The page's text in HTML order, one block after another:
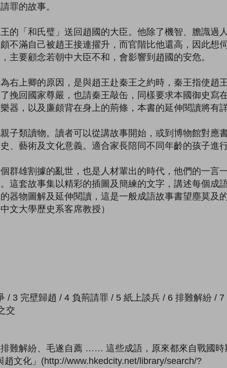
罪的故事。
的「和氏璧」送回趙國的大臣。他除了機智、膽識過
不滿自己被趙王接連擢升，而官階比他還高，因此想
主要顧念若朝中大臣不和，會影響到趙國的安危。
右上卿的原因，是與趙王赴秦王之約時，秦王指使趙
挽回國家尊嚴，也請秦王敲缶，同樣要求本國御史寫
器，以及廉頗背在身上的荊條，本書的延伸閱讀將有
子類讀物。讀者可以從講故事開始，或到博物館對應
、藝術及文化意義。適合家長陪同不同年齡的孩子進
群雄割據的亂世，也是人材輩出的時代，他們的一言
這套故事集以精彩的插圖及簡練的文字，講述每個成
器物圖解及延伸閱讀，這是一般成語故事書望塵莫及
大學歷史系客席教授）
/ 3 完壁歸趙 / 4 負荊請罪 / 5 紙上談兵 / 6 排難解紛 /
交
難解紛、毛遂自薦 …… 這些成語，原來都來自戰國時
文化」(http://www.hkedcity.net/library/search/?